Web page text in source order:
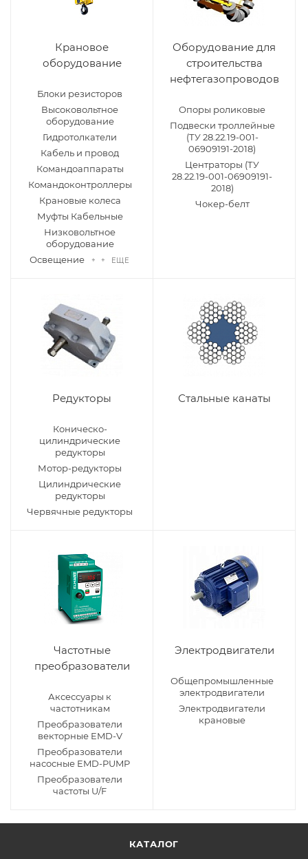
Крановое
оборудование
Блоки резисторов
Высоковольтное
оборудование
Гидротолкатели
Кабель и провод
Командоаппараты
Командоконтроллеры
Крановые колеса
Муфты Кабельные
Низковольтное
оборудование
Освещение
+ + ЕЩЕ
Оборудование для
строительства
нефтегазопроводов
Опоры роликовые
Подвески троллейные
(ТУ 28.22.19-001-
06909191-2018)
Центраторы (ТУ
28.22.19-001-06909191-
2018)
Чокер-белт
Редукторы
Коническо-
цилиндрические
редукторы
Мотор-редукторы
Цилиндрические
редукторы
Червячные редукторы
Стальные канаты
Частотные
преобразователи
Аксессуары к
частотникам
Преобразователи
векторные EMD-V
Преобразователи
насосные EMD-PUMP
Преобразователи
частоты U/F
Электродвигатели
Общепромышленные
электродвигатели
Электродвигатели
крановые
КАТАЛОГ